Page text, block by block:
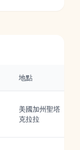
地點
美國加州聖塔
克拉拉